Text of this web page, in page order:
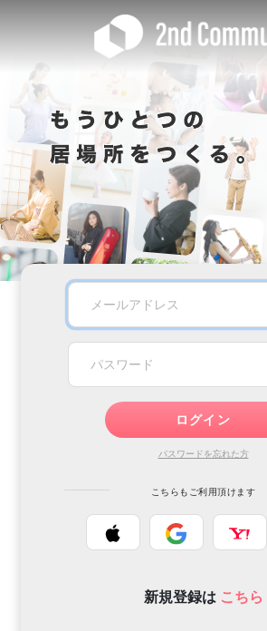
ログイン
パスワードを忘れた方
こちらもご利用頂けます
新規登録は こちら